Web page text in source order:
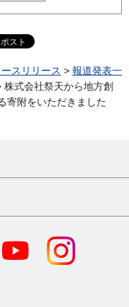
スリリース > 報道発表一
株式会社祭天から地方創
寄附をいただきました